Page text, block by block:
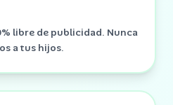
libre de publicidad. Nunca
a tus hijos.